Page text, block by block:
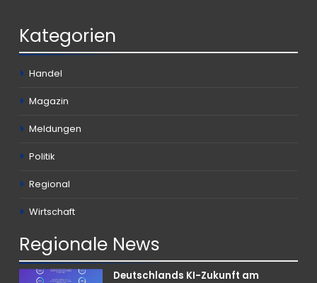
Kategorien
Handel
Magazin
Meldungen
Politik
Regional
Wirtschaft
Regionale News
Deutschlands KI-Zukunft am